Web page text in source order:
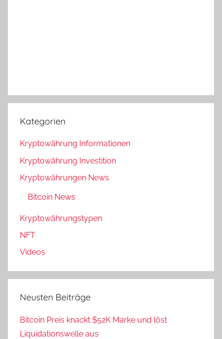
Kategorien
Kryptowährung Informationen
Kryptowährung Investition
Kryptowährungen News
Bitcoin News
Kryptowährungstypen
NFT
Videos
Neusten Beiträge
Bitcoin Preis knackt $52K Marke und löst
Liquidationswelle aus